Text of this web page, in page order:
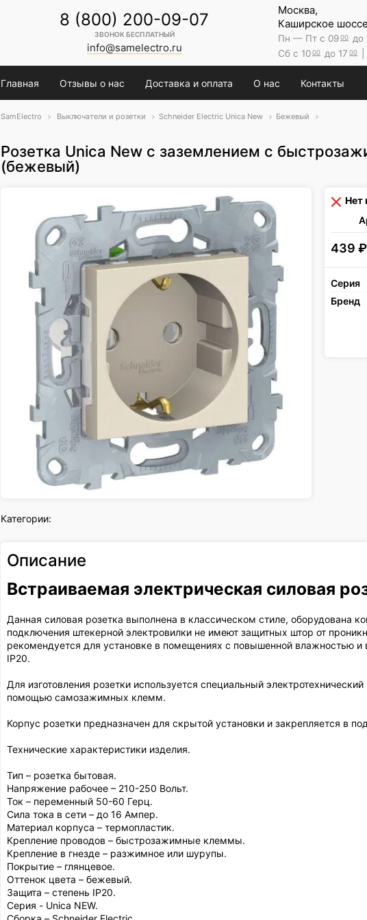
8 (800) 200-09-07
ЗВОНОК БЕСПЛАТНЫЙ
info@samelectro.ru
Москва,
Каширское
Пн — Пт с 0900 до
Сб с 1000 до 17 00
Главная Отзывы о нас Доставка и оплата О нас Контакты
SamElectro Выключатели и розетки Schneider Electric Unica New Бежевый
Розетка Unica New с заземлением с
(бежевый)
Категории:
Нет
439 ₽
Серия
Бренд
Описание
Встраиваемая электрическая силовая
Данная силовая розетка выполнена в классическом стиле, оборудована
подключения штекерной электровилки не имеют защитных штор от
рекомендуется для установке в помещениях с повышенной влажностью
IP20.
Для изготовления розетки используется специальный
помощью самозажимных клемм.
Корпус розетки предназначен для скрытой установки и закрепляется в
Технические характеристики изделия.
Тип – розетка бытовая.
Напряжение рабочее – 210-250 Вольт.
Ток – переменный 50-60 Герц.
Сила тока в сети – до 16 Ампер.
Материал корпуса – термопластик.
Крепление проводов – быстрозажимные клеммы.
Крепление в гнезде – разжимное или шурупы.
Покрытие – глянцевое.
Оттенок цвета – бежевый.
Защита – степень IP20.
Серия - Unica NEW.